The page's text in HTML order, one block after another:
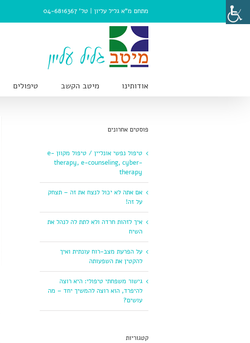
content
מתחם מ"א גליל עליון | טל' 04-6816367
אודותינו מיטב הקשב טיפולים
פוסטים אחרונים
טיפול נפשי אונליין / טיפול מקוון e-
therapy, e-counseling, cyber-
therapy
אם אתה לא יכול לנצח את זה – תצחק
על זה!
איך לזהות חרדה ולא לתת לה לנהל את
השיח
על הפרעת מצב-רוח עונתית ואיך
להקטין את השפעותה
גישור משפחתי טיפולי: היא רוצה
להיפרד, הוא רוצה להמשיך יחד – מה
עושים?
קטגוריות